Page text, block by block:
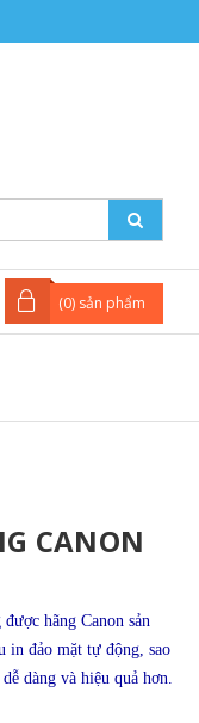
(0) sản phẩm
CANON
hãng Canon sản
in đảo mặt tự động, sao
dàng và hiệu quả hơn.